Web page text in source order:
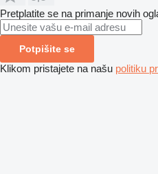
Pretplatite se na primanje novih
Potpišite se
Klikom pristajete na našu politiku